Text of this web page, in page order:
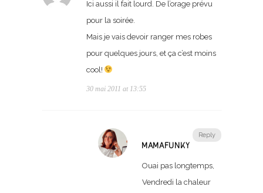
Ici aussi il fait lourd. De l’orage prévu
pour la soirée.
Mais je vais devoir ranger mes robes
pour quelques jours, et ça c’est moins
cool!
30 mai 2011 at 13:55
Reply
MAMAFUNKY
Ouai pas longtemps,
Vendredi la chaleur